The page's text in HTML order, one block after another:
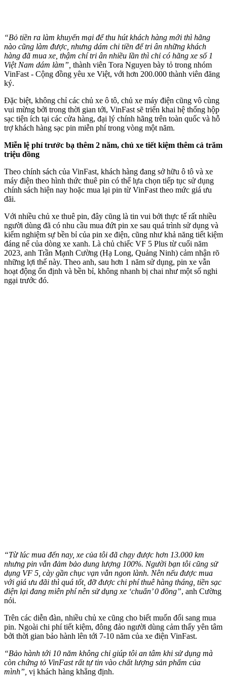
“Bỏ tiền ra làm khuyến mại để thu hút khách hàng mới thì hãng
nào cũng làm được, nhưng dám chi tiền để tri ân những khách
hàng đã mua xe, thậm chí tri ân nhiều lần thì chỉ có hãng xe số 1
Việt Nam dám làm” thành viên Tora Nguyen bày tỏ trong nhóm
VinFast - Cộng đồng yêu xe Việt, với hơn 200.000 thành viên đăng
ký.
Đặc biệt, không chỉ các chủ xe ô tô, chủ xe máy điện cũng vô cùng
vui mừng bởi trong thời gian tới, VinFast sẽ triển khai hệ thống hộp
sạc tiện ích tại các cửa hàng, đại lý chính hãng trên toàn quốc và hỗ
trợ khách hàng sạc pin miễn phí trong vòng một năm.
Miễn lệ phí trước bạ thêm 2 năm, chủ xe tiết kiệm thêm cả trăm
triệu đồng
Theo chính sách của VinFast, khách hàng đang sở hữu ô tô và xe
máy điện theo hình thức thuê pin có thể lựa chọn tiếp tục sử dụng
chính sách hiện nay hoặc mua lại pin từ VinFast theo mức giá ưu
đãi.
Với nhiều chủ xe thuê pin, đây cũng là tin vui bởi thực tế rất nhiều
người dùng đã có nhu cầu mua đứt pin xe sau quá trình sử dụng và
kiểm nghiệm sự bền bỉ của pin xe điện, cũng như khả năng tiết kiệm
đáng nể của dòng xe xanh. Là chủ chiếc VF 5 Plus từ cuối năm
2023, anh Trần Mạnh Cường (Hạ Long, Quảng Ninh) cảm nhận rõ
những lợi thế này. Theo anh, sau hơn 1 năm sử dụng, pin xe vẫn
hoạt động ổn định và bền bỉ, không nhanh bị chai như một số nghi
ngại trước đó.
“Từ lúc mua đến nay, xe của tôi đã chạy được hơn 13.000 km
nhưng pin vẫn đảm bảo dung lượng 100%. Người bạn tôi cũng sử
dụng VF 5, cày gần chục vạn vẫn ngon lành. Nên nếu được mua
với giá ưu đãi thì quá tốt, đỡ được chi phí thuê hàng tháng, tiền sạc
điện lại đang miễn phí nên sử dụng xe ‘chuẩn’ 0 đồng”, anh Cường
nói.
Trên các diễn đàn, nhiều chủ xe cũng cho biết muốn đổi sang mua
pin. Ngoài chi phí tiết kiệm, đông đảo người dùng cảm thấy yên tâm
bởi thời gian bảo hành lên tới 7-10 năm của xe điện VinFast.
“Bảo hành tới 10 năm không chỉ giúp tôi an tâm khi sử dụng mà
còn chứng tỏ VinFast rất tự tin vào chất lượng sản phẩm của
mình”, vị khách hàng khẳng định.